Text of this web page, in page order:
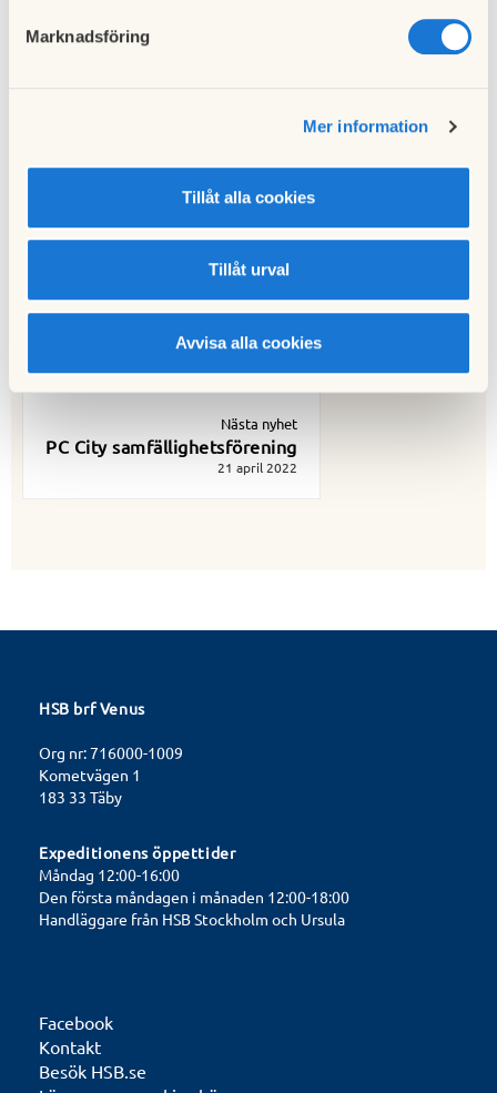
Marknadsföring
Mer information
Tillåt alla cookies
Tillåt urval
Avvisa alla cookies
2022-03-30
Skyddsrummen i BRF Venus i Täby
Nästa nyhet
PC City samfällighetsförening
21 april 2022
HSB brf Venus
Org nr: 716000-1009
Kometvägen 1
183 33 Täby
Expeditionens öppettider
Måndag 12:00-16:00
Den första måndagen i månaden 12:00-18:00
Handläggare från HSB Stockholm och Ursula
Facebook
Kontakt
Besök HSB.se